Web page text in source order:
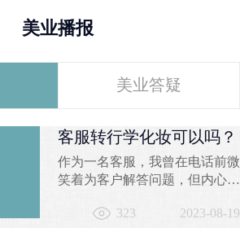
美业播报
美业答疑
客服转行学化妆可以吗？
作为一名客服，我曾在电话前微
笑着为客户解答问题，但内心深
问：“我是否能找到一份更加充
323 2023-08-19